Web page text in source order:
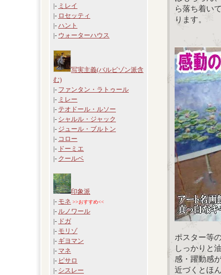
|- ミレイ
|- ロセッティ
|- ハント
|- ウォーターハウス
写実主義(バルビゾン派含
む)
|- ファンタン・ラトゥール
|- ミレー
|- テオドール・ルソー
|- シャルル・ジャック
|- ジュール・ブルトン
|- コロー
|- ドーミエ
|- クールベ
印象派
|- モネ >>おすすめ<<
|- ルノワール
|- ドガ
|- モリゾ
|- ギヨマン
|- マネ
|- ピサロ
|- シスレー
ら落ち着い
ります。
ポスター等
しっかりと
感・躍動感
近づくとほ